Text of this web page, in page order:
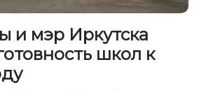
и мэр Иркутска
школ к